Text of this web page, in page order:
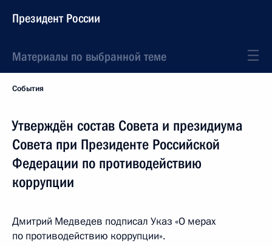
Президент России
Материалы по выбранной теме
События
Утверждён состав Совета и президиума
Совета при Президенте Российской
Федерации по противодействию
коррупции
Дмитрий Медведев подписал Указ «О мерах
по противодействию коррупции».